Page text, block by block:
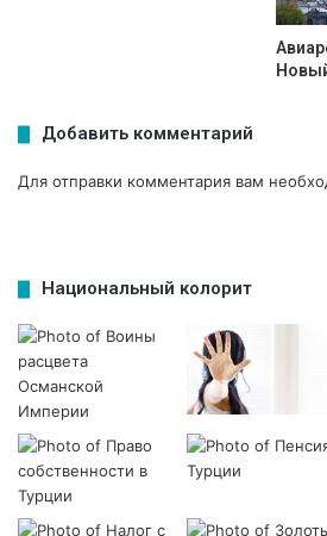
Добавить комментарий
Для отправки комментария вам
Национальный колорит